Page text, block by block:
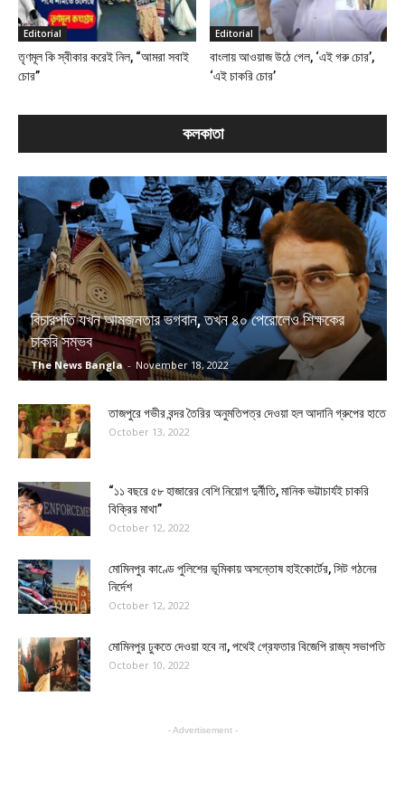
Editorial
তৃণমূল কি স্বীকার করেই নিল, “আমরা সবাই
চোর”
Editorial
বাংলায় আওয়াজ উঠে গেল, ‘এই গরু চোর’,
‘এই চাকরি চোর’
কলকাতা
বিচারপতি যখন আমজনতার ভগবান, তখন ৪০ পেরোলেও শিক্ষকের
চাকরি সম্ভব
The News Bangla - November 18, 2022
তাজপুরে গভীর বন্দর তৈরির অনুমতিপত্র দেওয়া হল আদানি গ্রুপের হাতে
October 13, 2022
“১১ বছরে ৫৮ হাজারের বেশি নিয়োগ দুর্নীতি, মানিক ভট্টাচার্যই চাকরি
বিক্রির মাথা”
October 12, 2022
মোমিনপুর কাণ্ডে পুলিশের ভূমিকায় অসন্তোষ হাইকোর্টের, সিট গঠনের
নির্দেশ
October 12, 2022
মোমিনপুর ঢুকতে দেওয়া হবে না, পথেই গ্রেফতার বিজেপি রাজ্য সভাপতি
October 10, 2022
- Advertisement -